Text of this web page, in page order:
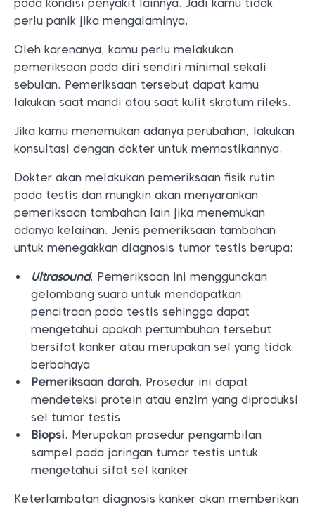
pada kondisi penyakit lainnya. Jadi kamu tidak
perlu panik jika mengalaminya.
Oleh karenanya, kamu perlu melakukan
pemeriksaan pada diri sendiri minimal sekali
sebulan. Pemeriksaan tersebut dapat kamu
lakukan saat mandi atau saat kulit skrotum rileks.
Jika kamu menemukan adanya perubahan, lakukan
konsultasi dengan dokter untuk memastikannya.
Dokter akan melakukan pemeriksaan fisik rutin
pada testis dan mungkin akan menyarankan
pemeriksaan tambahan lain jika menemukan
adanya kelainan. Jenis pemeriksaan tambahan
untuk menegakkan diagnosis tumor testis berupa:
Ultrasound. Pemeriksaan ini menggunakan
gelombang suara untuk mendapatkan
pencitraan pada testis sehingga dapat
mengetahui apakah pertumbuhan tersebut
bersifat kanker atau merupakan sel yang tidak
berbahaya
Pemeriksaan darah. Prosedur ini dapat
mendeteksi protein atau enzim yang diproduksi
sel tumor testis
Biopsi. Merupakan prosedur pengambilan
sampel pada jaringan tumor testis untuk
mengetahui sifat sel kanker
Keterlambatan diagnosis kanker akan memberikan